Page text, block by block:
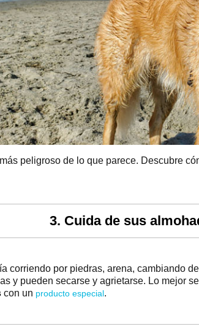
peligroso de lo que parece. Descubre
3. Cuida de sus
corriendo por piedras, arena, cambiando
y pueden secarse y agrietarse. Lo mejor
con un producto especial.